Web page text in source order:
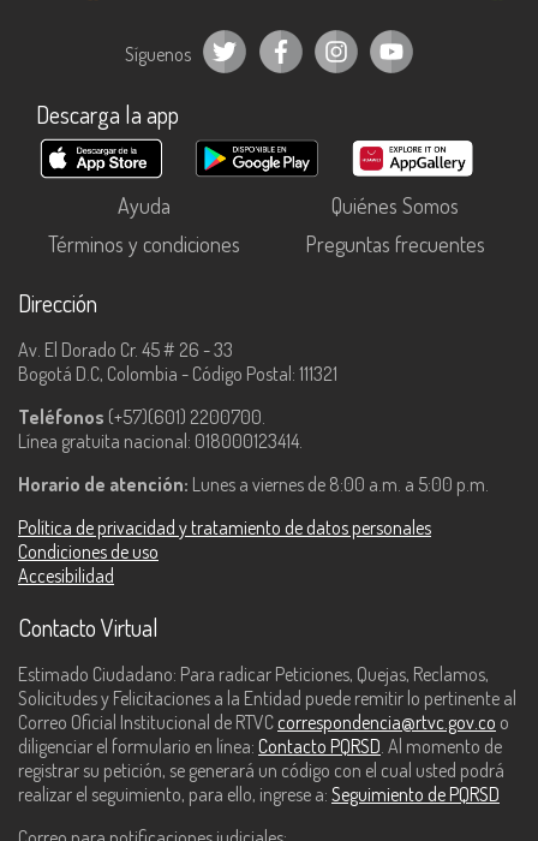
Síguenos
Descarga la app
Ayuda
Quiénes Somos
Términos y condiciones
Preguntas frecuentes
Dirección
Av. El Dorado Cr. 45 # 26 - 33
Bogotá D.C, Colombia - Código Postal: 111321
Teléfonos (+57)(601) 2200700.
Línea gratuita nacional: 018000123414.
Horario de atención: Lunes a viernes de 8:00 a.m. a 5:00 p.m.
Política de privacidad y tratamiento de datos personales
Condiciones de uso
Accesibilidad
Contacto Virtual
Estimado Ciudadano: Para radicar Peticiones, Quejas, Reclamos,
Solicitudes y Felicitaciones a la Entidad puede remitir lo pertinente al
Correo Oficial Institucional de RTVC correspondencia@rtvc.gov.co o
diligenciar el formulario en línea: Contacto PQRSD. Al momento de
registrar su petición, se generará un código con el cual usted podrá
realizar el seguimiento, para ello, ingrese a: Seguimiento de PQRSD